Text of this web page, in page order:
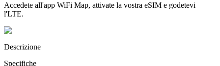
Accedete all'app WiFi Map, attivate la vostra eSIM e godetevi
l'LTE.
Descrizione
Specifiche